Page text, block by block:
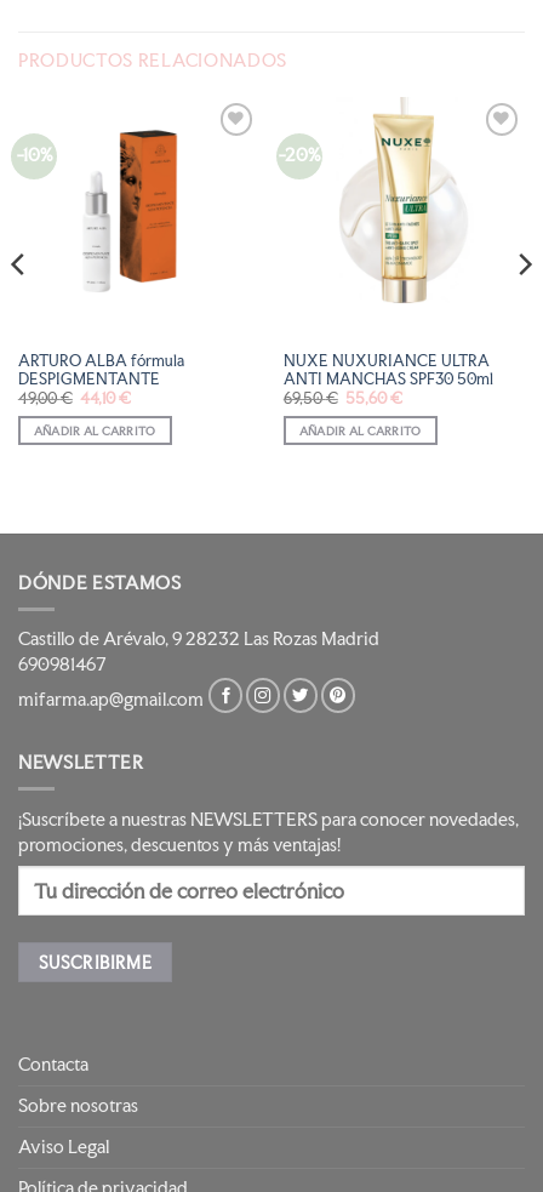
PRODUCTOS RELACIONADOS
-10%
ARTURO ALBA fórmula
DESPIGMENTANTE
49,00€ El
precio
original
era:
49,00 €.
44,10€El
actual
es:
44,10 €.
AÑADIR AL CARRITO
-20%
NUXE NUXURIANCE ULTRA
ANTI MANCHAS SPF30 50ml
69,50€ El
precio
original
era:
69,50 €.
55,60€El
actual
es:
55,60 €.
AÑADIR AL CARRITO
DÓNDE ESTAMOS
Castillo de Arévalo, 9 28232 Las Rozas Madrid
690981467
mifarma.ap@gmail.com
NEWSLETTER
¡Suscríbete a nuestras NEWSLETTERS para conocer novedades,
promociones, descuentos y más ventajas!
Contacta
Sobre nosotras
Aviso Legal